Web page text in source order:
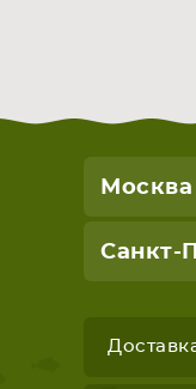
Москва
Санкт-